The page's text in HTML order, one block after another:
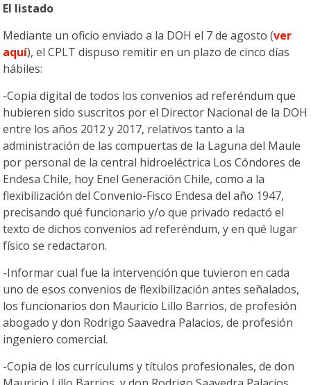
El listado
Mediante un oficio enviado a la DOH el 7 de agosto (ver
aquí), el CPLT dispuso remitir en un plazo de cinco días
hábiles:
-Copia digital de todos los convenios ad referéndum que
hubieren sido suscritos por el Director Nacional de la DOH
entre los años 2012 y 2017, relativos tanto a la
administración de las compuertas de la Laguna del Maule
por personal de la central hidroeléctrica Los Cóndores de
Endesa Chile, hoy Enel Generación Chile, como a la
flexibilización del Convenio-Fisco Endesa del año 1947,
precisando qué funcionario y/o que privado redactó el
texto de dichos convenios ad referéndum, y en qué lugar
físico se redactaron.
-Informar cual fue la intervención que tuvieron en cada
uno de esos convenios de flexibilización antes señalados,
los funcionarios don Mauricio Lillo Barrios, de profesión
abogado y don Rodrigo Saavedra Palacios, de profesión
ingeniero comercial.
-Copia de los currículums y títulos profesionales, de don